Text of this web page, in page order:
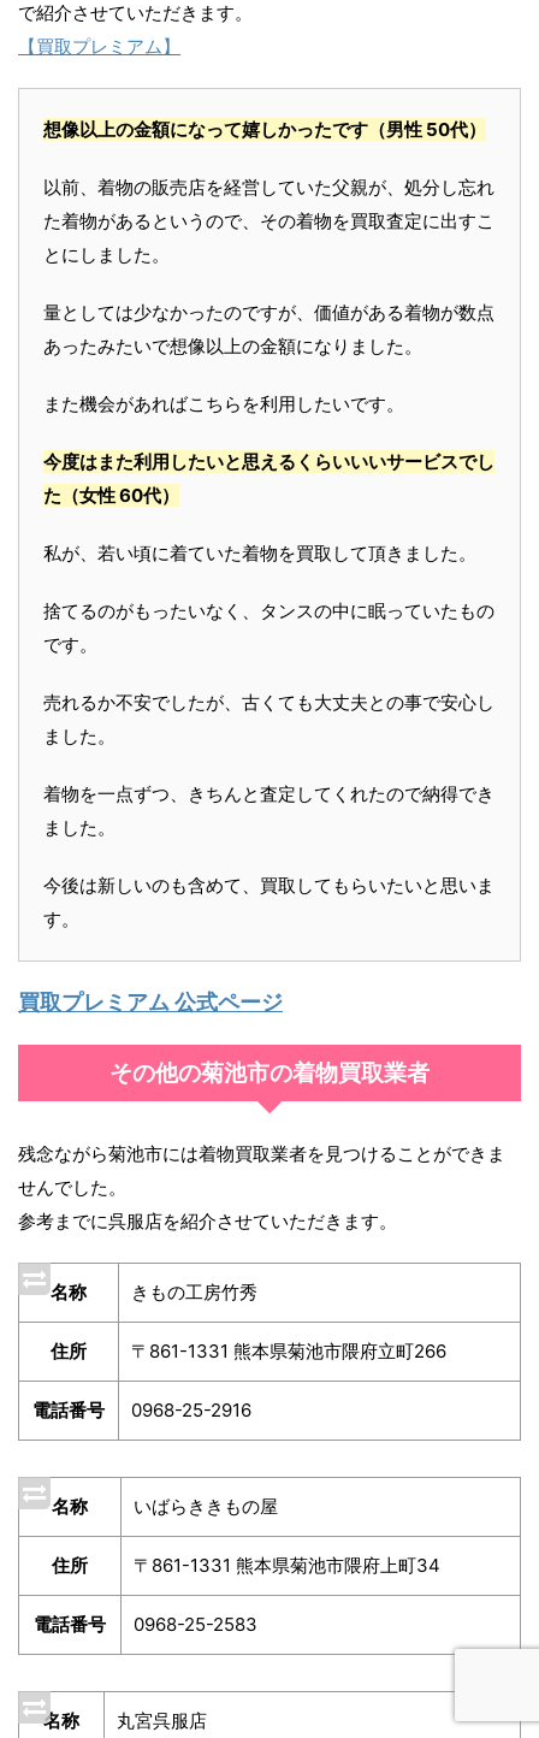
で紹介させていただきます。
【買取プレミアム】
想像以上の金額になって嬉しかったです （男性 50代）
以前、着物の販売店を経営していた父親が、処分し忘れ
た着物があるというので、その着物を買取査定に出すこ
とにしました。
量としては少なかったのですが、価値がある着物が数点
あったみたいで想像以上の金額になりました。
また機会があればこちらを利用したいです。
今度はまた利用したいと思えるくらいいいサービスでし
た （女性 60代）
私が、若い頃に着ていた着物を買取して頂きました。
捨てるのがもったいなく、タンスの中に眠っていたもの
です。
売れるか不安でしたが、古くても大丈夫との事で安心し
ました。
着物を一点ずつ、きちんと査定してくれたので納得でき
ました。
今後は新しいのも含めて、買取してもらいたいと思いま
す。
買取プレミアム 公式ページ
その他の菊池市の着物買取業者
残念ながら菊池市には着物買取業者を見つけることができま
せんでした。
参考までに呉服店を紹介させていただきます。
名称 きもの工房竹秀
住所 〒861-1331 熊本県菊池市隈府立町266
電話番号 0968-25-2916
名称 いばらききもの屋
住所 〒861-1331 熊本県菊池市隈府上町34
電話番号 0968-25-2583
名称 丸宮呉服店